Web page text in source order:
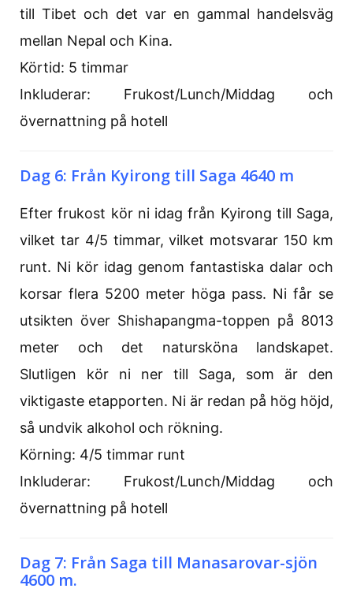
till Tibet och det var en gammal handelsväg
mellan Nepal och Kina.
Körtid: 5 timmar
Inkluderar: Frukost/Lunch/Middag och
övernattning på hotell
Dag 6: Från Kyirong till Saga 4640 m
Efter frukost kör ni idag från Kyirong till Saga,
vilket tar 4/5 timmar, vilket motsvarar 150 km
runt. Ni kör idag genom fantastiska dalar och
korsar flera 5200 meter höga pass. Ni får se
utsikten över Shishapangma-toppen på 8013
meter och det natursköna landskapet.
Slutligen kör ni ner till Saga, som är den
viktigaste etapporten. Ni är redan på hög höjd,
så undvik alkohol och rökning.
Körning: 4/5 timmar runt
Inkluderar: Frukost/Lunch/Middag och
övernattning på hotell
Dag 7: Från Saga till Manasarovar-sjön
4600 m.